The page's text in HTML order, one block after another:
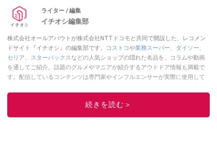
ライター / 編集
イチオシ編集部
株式会社オールアバウトが株式会社NTTドコモと共同で開設した、レコメン
ドサイト『イチオシ』の編集部です。
コストコや業務スーパー、 ダイソー、
セリア、 スターバックスなどの人気ショップの隠れた名品を、コラムや動画
を通してご紹介。話題のグルメやマニアが紹介するアウトドア情報も満載で
す。配信しているコンテンツは専門家やインフルエンサーが実際に使用して
ニュースでフォロー
続きを読む＞